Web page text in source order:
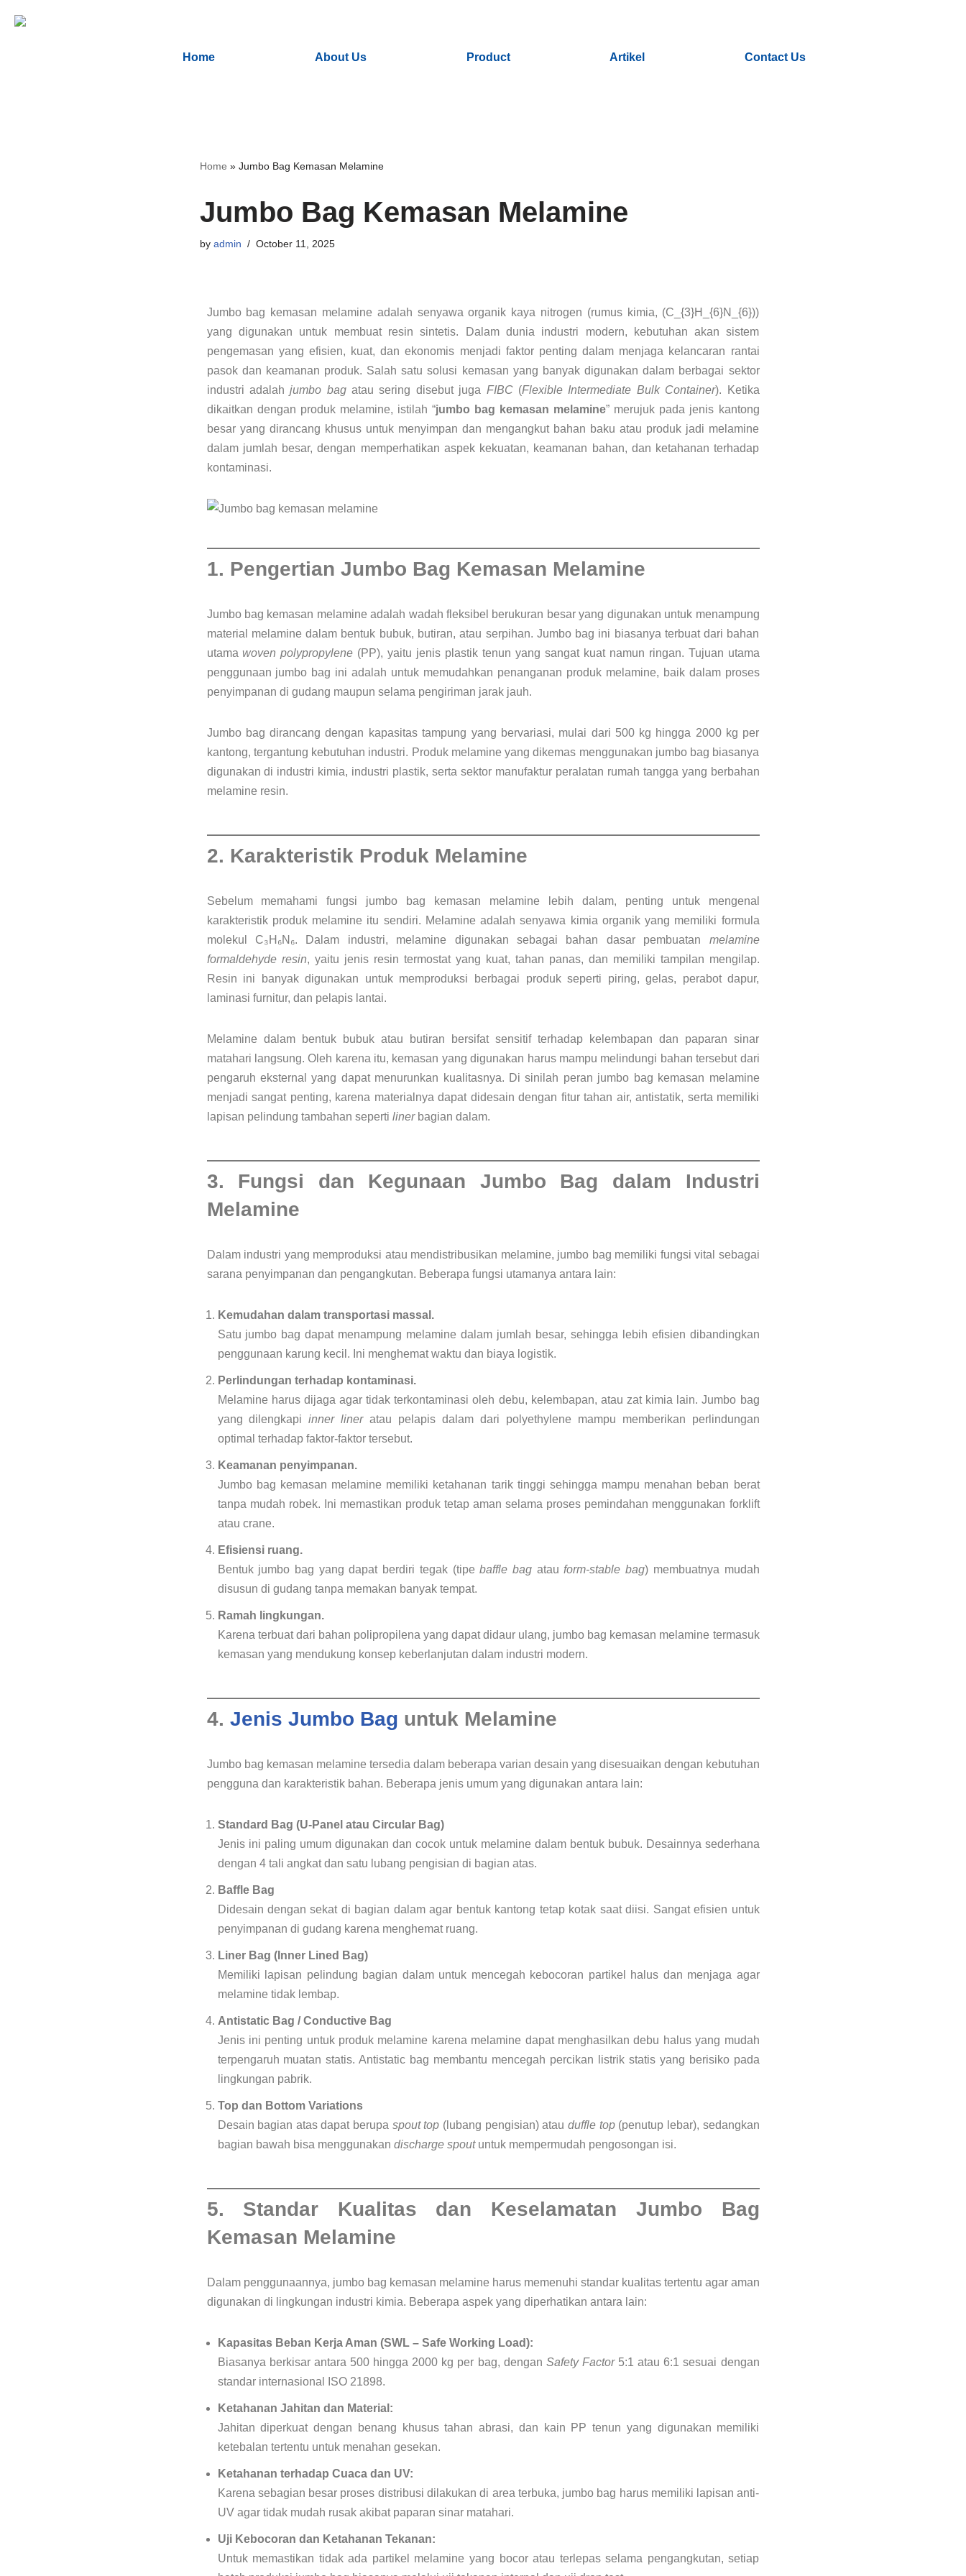
Home About Us Product Artikel Contact Us
Home » Jumbo Bag Kemasan Melamine
Jumbo Bag Kemasan Melamine
by admin October 11, 2025
Jumbo bag kemasan melamine adalah senyawa organik kaya nitrogen (rumus kimia, (C_{3}H_{6}N_{6}))
yang digunakan untuk membuat resin sintetis. Dalam dunia industri modern, kebutuhan akan sistem
pengemasan yang efisien, kuat, dan ekonomis menjadi faktor penting dalam menjaga kelancaran rantai
pasok dan keamanan produk. Salah satu solusi kemasan yang banyak digunakan dalam berbagai sektor
industri adalahjumbo bagatau sering disebut juga FIBC(Flexible Intermediate Bulk Container). Ketika
dikaitkan dengan produk melamine, istilah “jumbo bag kemasan melamine” merujuk pada jenis kantong
besar yang dirancang khusus untuk menyimpan dan mengangkut bahan baku atau produk jadi melamine
dalam jumlah besar, dengan memperhatikan aspek kekuatan, keamanan bahan, dan ketahanan terhadap
kontaminasi.
1. Pengertian Jumbo Bag Kemasan Melamine
Jumbo bag kemasan melamine adalah wadah fleksibel berukuran besar yang digunakan untuk menampung
material melamine dalam bentuk bubuk, butiran, atau serpihan. Jumbo bag ini biasanya terbuat dari bahan
utama woven polypropylene (PP), yaitu jenis plastik tenun yang sangat kuat namun ringan. Tujuan utama
penggunaan jumbo bag ini adalah untuk memudahkan penanganan produk melamine, baik dalam proses
penyimpanan di gudang maupun selama pengiriman jarak jauh.
Jumbo bag dirancang dengan kapasitas tampung yang bervariasi, mulai dari 500 kg hingga 2000 kg per
kantong, tergantung kebutuhan industri. Produk melamine yang dikemas menggunakan jumbo bag biasanya
digunakan di industri kimia, industri plastik, serta sektor manufaktur peralatan rumah tangga yang berbahan
melamine resin.
2. Karakteristik Produk Melamine
Sebelum memahami fungsi jumbo bag kemasan melamine lebih dalam, penting untuk mengenal
karakteristik produk melamine itu sendiri. Melamine adalah senyawa kimia organik yang memiliki formula
molekul C₃H₆N₆. Dalam industri, melamine digunakan sebagai bahan dasar pembuatan melamine
formaldehyde resin, yaitu jenis resin termostat yang kuat, tahan panas, dan memiliki tampilan mengilap.
Resin ini banyak digunakan untuk memproduksi berbagai produk seperti piring, gelas, perabot dapur,
laminasi furnitur, dan pelapis lantai.
Melamine dalam bentuk bubuk atau butiran bersifat sensitif terhadap kelembapan dan paparan sinar
matahari langsung. Oleh karena itu, kemasan yang digunakan harus mampu melindungi bahan tersebut dari
pengaruh eksternal yang dapat menurunkan kualitasnya. Di sinilah peran jumbo bag kemasan melamine
menjadi sangat penting, karena materialnya dapat didesain dengan fitur tahan air, antistatik, serta memiliki
lapisan pelindung tambahan seperti linerbagian dalam.
3. Fungsi dan Kegunaan Jumbo Bag dalam Industri
Melamine
Dalam industri yang memproduksi atau mendistribusikan melamine, jumbo bag memiliki fungsi vital sebagai
sarana penyimpanan dan pengangkutan. Beberapa fungsi utamanya antara lain:
Kemudahan dalam transportasi massal.
Satu jumbo bag dapat menampung melamine dalam jumlah besar, sehingga lebih efisien dibandingkan
penggunaan karung kecil. Ini menghemat waktu dan biaya logistik.
Perlindungan terhadap kontaminasi.
Melamine harus dijaga agar tidak terkontaminasi oleh debu, kelembapan, atau zat kimia lain. Jumbo bag
yang dilengkapiinner lineratau pelapis dalam dari polyethylene mampu memberikan perlindungan
optimal terhadap faktor-faktor tersebut.
Keamanan penyimpanan.
Jumbo bag kemasan melamine memiliki ketahanan tarik tinggi sehingga mampu menahan beban berat
tanpa mudah robek. Ini memastikan produk tetap aman selama proses pemindahan menggunakan forklift
atau crane.
Efisiensi ruang.
Bentuk jumbo bag yang dapat berdiri tegak (tipebaffle bagatauform-stable bag) membuatnya mudah
disusun di gudang tanpa memakan banyak tempat.
Ramah lingkungan.
Karena terbuat dari bahan polipropilena yang dapat didaur ulang, jumbo bag kemasan melamine termasuk
kemasan yang mendukung konsep keberlanjutan dalam industri modern.
4. Jenis Jumbo Bag untuk Melamine
Jumbo bag kemasan melamine tersedia dalam beberapa varian desain yang disesuaikan dengan kebutuhan
pengguna dan karakteristik bahan. Beberapa jenis umum yang digunakan antara lain:
Standard Bag (U-Panel atau Circular Bag)
Jenis ini paling umum digunakan dan cocok untuk melamine dalam bentuk bubuk. Desainnya sederhana
dengan 4 tali angkat dan satu lubang pengisian di bagian atas.
Baffle Bag
Didesain dengan sekat di bagian dalam agar bentuk kantong tetap kotak saat diisi. Sangat efisien untuk
penyimpanan di gudang karena menghemat ruang.
Liner Bag (Inner Lined Bag)
Memiliki lapisan pelindung bagian dalam untuk mencegah kebocoran partikel halus dan menjaga agar
melamine tidak lembap.
Antistatic Bag / Conductive Bag
Jenis ini penting untuk produk melamine karena melamine dapat menghasilkan debu halus yang mudah
terpengaruh muatan statis. Antistatic bag membantu mencegah percikan listrik statis yang berisiko pada
lingkungan pabrik.
Top dan Bottom Variations
Desain bagian atas dapat berupa spout top (lubang pengisian) atau duffle top(penutup lebar), sedangkan
bagian bawah bisa menggunakan discharge spoutuntuk mempermudah pengosongan isi.
5. Standar Kualitas dan Keselamatan Jumbo Bag
Kemasan Melamine
Dalam penggunaannya, jumbo bag kemasan melamine harus memenuhi standar kualitas tertentu agar aman
digunakan di lingkungan industri kimia. Beberapa aspek yang diperhatikan antara lain:
Kapasitas Beban Kerja Aman (SWL – Safe Working Load):
Biasanya berkisar antara 500 hingga 2000 kg per bag, dengan Safety Factor5:1 atau 6:1 sesuai dengan
standar internasional ISO 21898.
Ketahanan Jahitan dan Material:
Jahitan diperkuat dengan benang khusus tahan abrasi, dan kain PP tenun yang digunakan memiliki
ketebalan tertentu untuk menahan gesekan.
Ketahanan terhadap Cuaca dan UV:
Karena sebagian besar proses distribusi dilakukan di area terbuka, jumbo bag harus memiliki lapisan anti-
UV agar tidak mudah rusak akibat paparan sinar matahari.
Uji Kebocoran dan Ketahanan Tekanan:
Untuk memastikan tidak ada partikel melamine yang bocor atau terlepas selama pengangkutan, setiap